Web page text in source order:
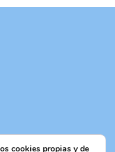
cookies propias y de